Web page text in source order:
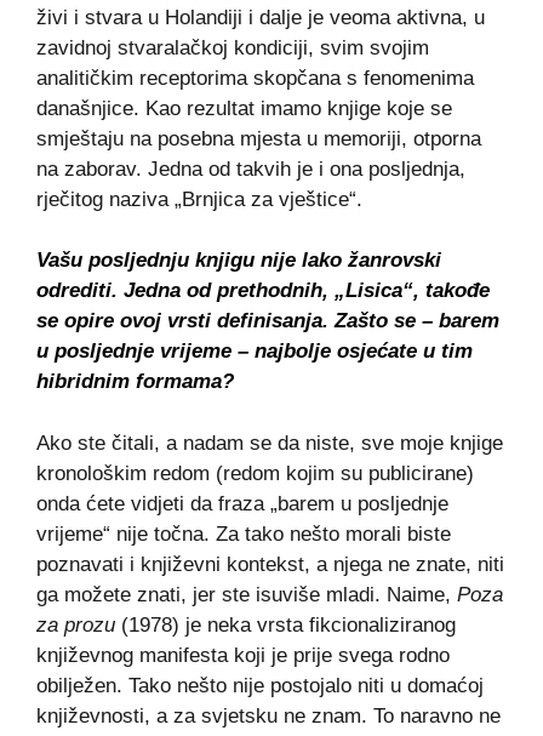
živi i stvara u Holandiji i dalje je veoma aktivna, u
zavidnoj stvaralačkoj kondiciji, svim svojim
analitičkim receptorima skopčana s fenomenima
današnjice. Kao rezultat imamo knjige koje se
smještaju na posebna mjesta u memoriji, otporna
na zaborav. Jedna od takvih je i ona posljednja,
rječitog naziva „Brnjica za vještice“.
Vašu posljednju knjigu nije lako žanrovski
odrediti. Jedna od prethodnih, „Lisica“, takođe
se opire ovoj vrsti definisanja. Zašto se – barem
u posljednje vrijeme – najbolje osjećate u tim
hibridnim formama?
Ako ste čitali, a nadam se da niste, sve moje knjige
kronološkim redom (redom kojim su publicirane)
onda ćete vidjeti da fraza „barem u posljednje
vrijeme“ nije točna. Za tako nešto morali biste
poznavati i književni kontekst, a njega ne znate, niti
ga možete znati, jer ste isuviše mladi. Naime, Poza
za prozu (1978) je neka vrsta fikcionaliziranog
književnog manifesta koji je prije svega rodno
obilježen. Tako nešto nije postojalo niti u domaćoj
književnosti, a za svjetsku ne znam. To naravno ne